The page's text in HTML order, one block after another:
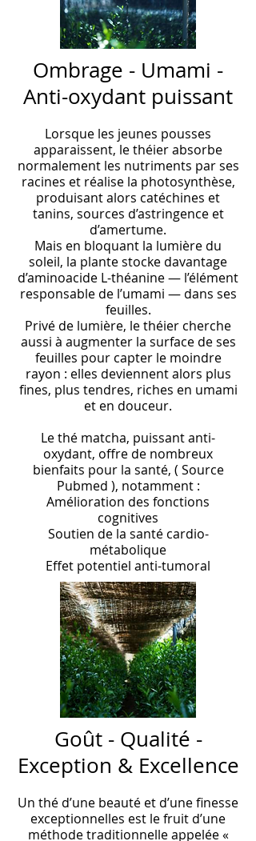
Ombrage - Umami -
Anti-oxydant puissant
Lorsque les jeunes pousses
apparaissent, le théier absorbe
normalement les nutriments par ses
racines et réalise la photosynthèse,
produisant alors catéchines et
tanins, sources d’astringence et
d’amertume.
Mais en bloquant la lumière du
soleil, la plante stocke davantage
d’aminoacide L-théanine — l’élément
responsable de l’umami — dans ses
feuilles.
Privé de lumière, le théier cherche
aussi à augmenter la surface de ses
feuilles pour capter le moindre
rayon : elles deviennent alors plus
fines, plus tendres, riches en umami
et en douceur.
Le thé matcha, puissant anti-
oxydant, offre de nombreux
bienfaits pour la santé, ( Source
Pubmed ), notamment :
Amélioration des fonctions
cognitives
Soutien de la santé cardio-
métabolique
Effet potentiel anti-tumoral
Goût - Qualité -
Exception & Excellence
Un thé d’une beauté et d’une finesse
exceptionnelles est le fruit d’une
méthode traditionnelle appelée «